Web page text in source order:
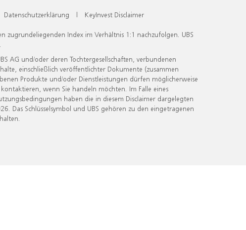
Datenschutzerklärung | KeyInvest Disclaimer
zugrundeliegenden Index im Verhältnis 1:1 nachzufolgen. UBS
AG und/oder deren Tochtergesellschaften, verbundenen
einschließlich veröffentlichter Dokumente (zusammen
Produkte und/oder Dienstleistungen dürfen möglicherweise
wenn Sie handeln möchten. Im Falle eines
haben die in diesem Disclaimer dargelegten
Das Schlüsselsymbol und UBS gehören zu den eingetragenen